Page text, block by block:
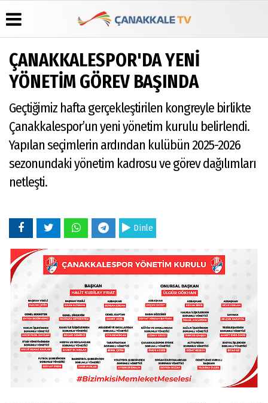
Üye Paneli
Haber
Arşivi
Gazete
Arşivi
Günün
Haberleri
Hava
Durumu
Gazete
Manşetleri
Anketler
Biyografiler
Köşe
Yazarları
Video
Galeri
Foto
Galeri
Çerez
Gizlilik
İlkeleri
ÇANAKKALESPOR'DA YENİ
YÖNETİM GÖREV BAŞINDA
Geçtiğimiz hafta gerçekleştirilen kongreyle birlikte
Çanakkalespor’un yeni yönetim kurulu belirlendi.
Yapılan seçimlerin ardından kulübün 2025-2026
sezonundaki yönetim kadrosu ve görev dağılımları
netleşti.
Dinle